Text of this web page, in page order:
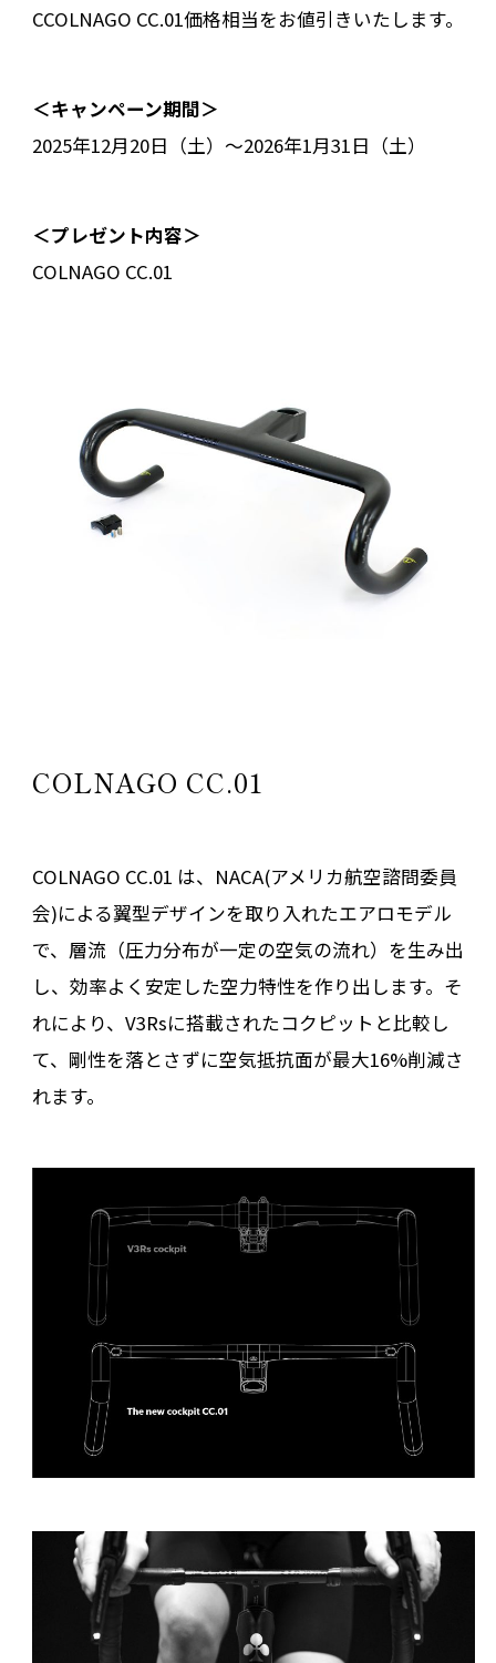
CCOLNAGO CC.01価格相当をお値引きいたします。
＜キャンペーン期間＞
2025年12月20日（土）〜2026年1月31日（土）
＜プレゼント内容＞
COLNAGO CC.01
COLNAGO CC.01
COLNAGO CC.01 は、NACA(アメリカ航空諮問委員
会)による翼型デザインを取り入れたエアロモデル
で、層流（圧力分布が一定の空気の流れ）を生み出
し、効率よく安定した空力特性を作り出します。そ
れにより、V3Rsに搭載されたコクピットと比較し
て、剛性を落とさずに空気抵抗面が最大16%削減さ
れます。